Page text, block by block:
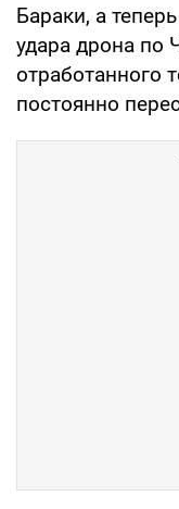
Бараки, а
удара дрона по
отработанного
постоянно